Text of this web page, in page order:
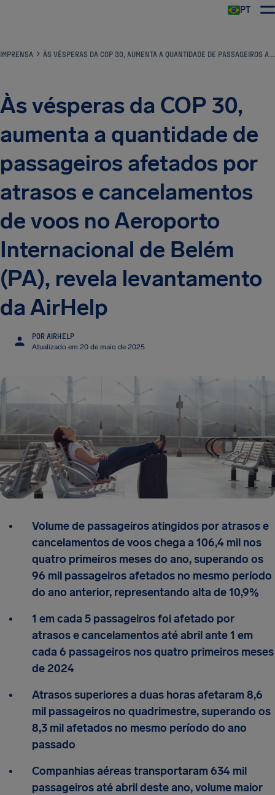
PT
IMPRENSA ÀS VÉSPERAS DA COP 30, AUMENTA A QUANTIDADE DE PASSAGEIROS AFETADOS POR ATRASOS E CANCELAMENTOS DE VOOS NO AEROPORTO INTERNACIONAL DE BELÉM (PA), REVELA LEVANTAMENTO DA AIRHELP
Às vésperas da COP 30,
aumenta a quantidade de
passageiros afetados por
atrasos e cancelamentos
de voos no Aeroporto
Internacional de Belém
(PA), revela levantamento
da AirHelp
POR AIRHELP
Atualizado em 20 de maio de 2025
Volume de passageiros atingidos por atrasos e
cancelamentos de voos chega a 106,4 mil nos
quatro primeiros meses do ano, superando os
96 mil passageiros afetados no mesmo período
do ano anterior, representando alta de 10,9%
1 em cada 5 passageiros foi afetado por
atrasos e cancelamentos até abril ante 1 em
cada 6 passageiros nos quatro primeiros meses
de 2024
Atrasos superiores a duas horas afetaram 8,6
mil passageiros no quadrimestre, superando os
8,3 mil afetados no mesmo período do ano
passado
Companhias aéreas transportaram 634 mil
passageiros até abril deste ano, volume maior